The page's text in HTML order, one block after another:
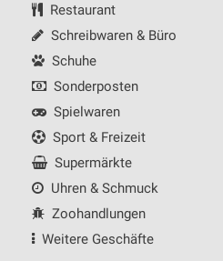
Restaurant
Schreibwaren & Büro
Schuhe
Sonderposten
Spielwaren
Sport & Freizeit
Supermärkte
Uhren & Schmuck
Zoohandlungen
Weitere Geschäfte